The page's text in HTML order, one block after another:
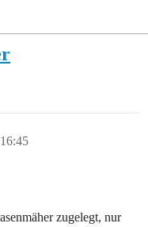
zugelegt, nur